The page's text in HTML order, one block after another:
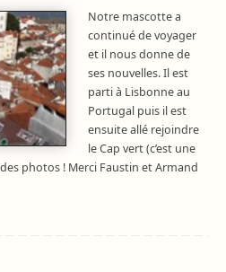
Notre mascotte a
continué de voyager
et il nous donne de
ses nouvelles. Il est
parti à Lisbonne au
Portugal puis il est
ensuite allé rejoindre
le Cap vert (c’est une
photos ! Merci Faustin et Armand